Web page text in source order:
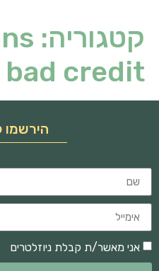
קטגוריה:
credit
הירשמו
אני מאשר/ת קבלת ניוזלטרים